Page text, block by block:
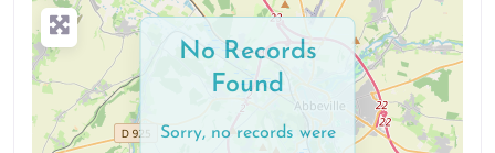
No Records
Found
Sorry, no records were